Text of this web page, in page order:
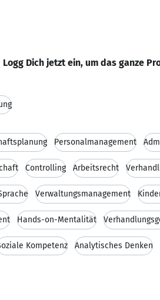
Logg Dich jetzt ein, um das ganze
Personalmanagement
Controlling Arbeitsrecht
Verwaltungsmanagement
Hands-on-Mentalität
Kompetenz Analytisches Denken